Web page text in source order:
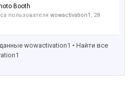
Booth
пользователя wowactivation1 , 28
wowactivation1
Найти все